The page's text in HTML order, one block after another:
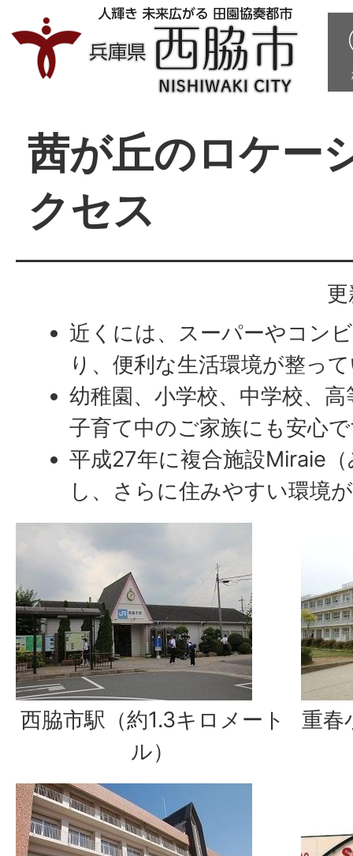
茜が丘のロケー
クセス
近くには、スーパーやコン
り、便利な生活環境が整っ
幼稚園、小学校、中学校、
子育て中のご家族にも安心
平成27年に複合施設Miraie
し、さらに住みやすい環境
西脇市駅（約1.3キロメート
ル）
重春